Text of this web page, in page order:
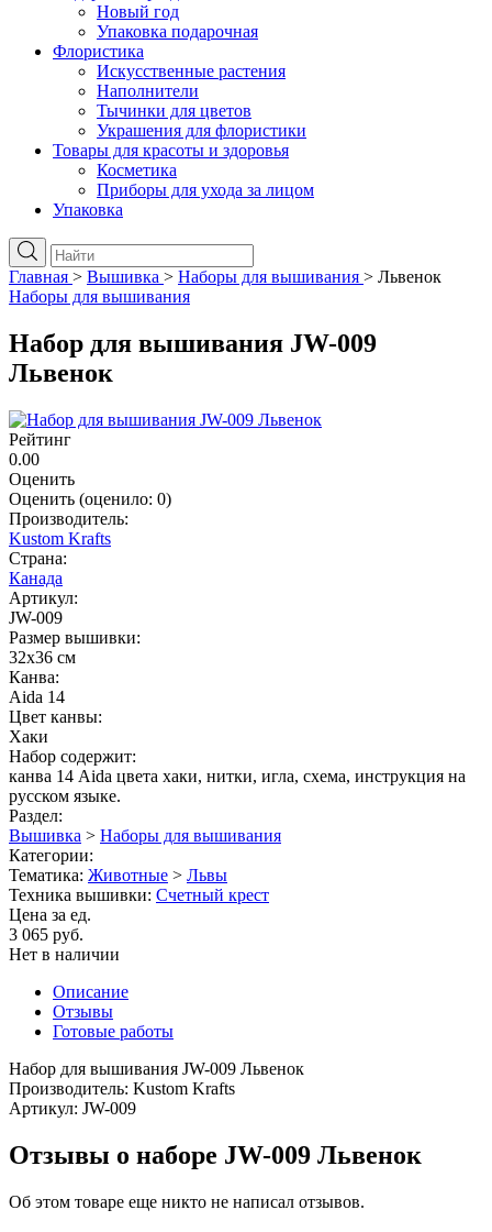
Новый год
Упаковка подарочная
Флористика
Искусственные растения
Наполнители
Тычинки для цветов
Украшения для флористики
Товары для красоты и здоровья
Косметика
Приборы для ухода за лицом
Упаковка
Главная > Вышивка > Наборы для вышивания > Львенок
Наборы для вышивания
Набор для вышивания JW-009
Львенок
Рейтинг
0.00
Оценить
Оценить (оценило: 0)
Производитель:
Kustom Krafts
Страна:
Канада
Артикул:
JW-009
Размер вышивки:
32x36 см
Канва:
Aida 14
Цвет канвы:
Хаки
Набор содержит:
канва 14 Aida цвета хаки, нитки, игла, схема, инструкция на
русском языке.
Раздел:
Вышивка > Наборы для вышивания
Категории:
Тематика: Животные > Львы
Техника вышивки: Счетный крест
Цена за ед.
3 065 руб.
Нет в наличии
Описание
Отзывы
Готовые работы
Набор для вышивания JW-009 Львенок
Производитель: Kustom Krafts
Артикул: JW-009
Отзывы о наборе JW-009 Львенок
Об этом товаре еще никто не написал отзывов.